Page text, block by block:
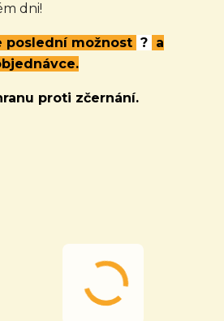
dni!
poslední možnost ? a
proti zčernání.